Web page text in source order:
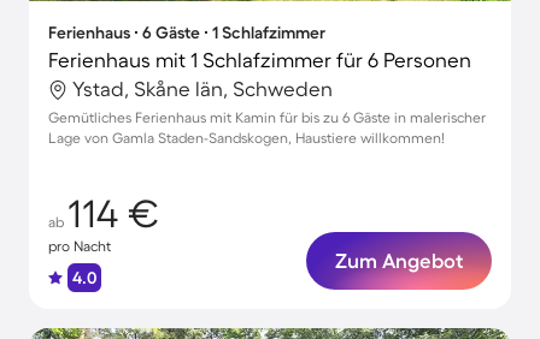
Ferienhaus ∙ 6 Gäste ∙ 1 Schlafzimmer
Ferienhaus mit 1 Schlafzimmer für 6 Personen
Ystad, Skåne län, Schweden
Gemütliches Ferienhaus mit Kamin für bis zu 6 Gäste in malerischer
Lage von Gamla Staden-Sandskogen, Haustiere willkommen!
ab 114 €
pro Nacht
4.0
Zum Angebot